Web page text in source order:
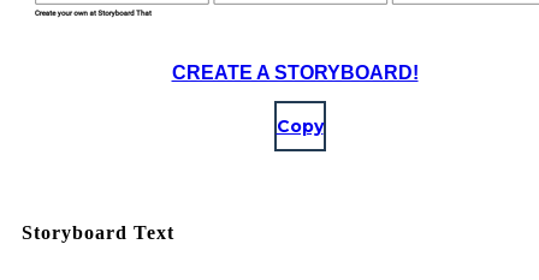
CREATE A STORYBOARD!
Copy
Storyboard Text